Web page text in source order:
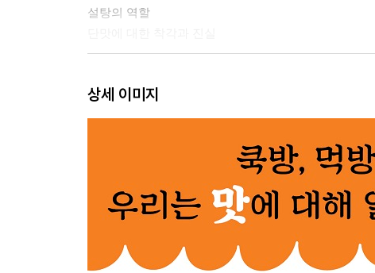
설탕의 역할
소금 이야기
소금의 역할
고추 이야기
향신료의 역할
상세 이미지